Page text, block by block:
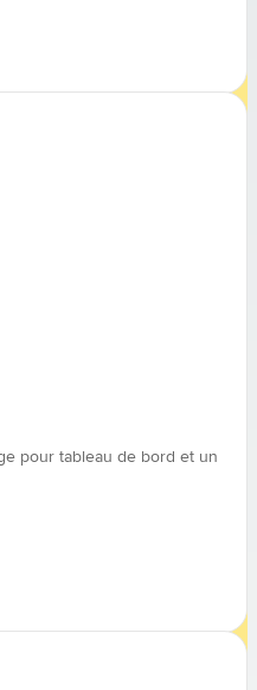
pour tableau de bord et un